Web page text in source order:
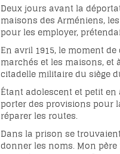
Deux jours avant la
maisons des Arméniens,
pour les employer,
En avril 1915, le moment
marchés et les maisons, et
citadelle militaire du siège
Étant adolescent et petit
porter des provisions pour
réparer les routes.
Dans la prison se
donner les noms. Mon